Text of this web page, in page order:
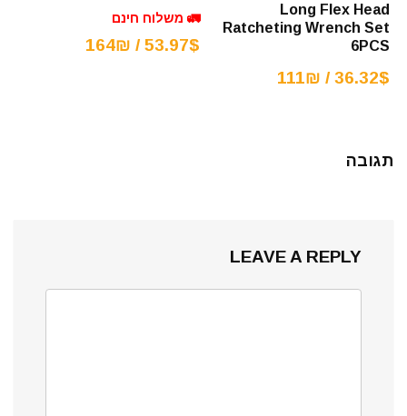
Long Flex Head
Ratcheting Wrench Set
6PCS
36.32$ / 111₪
🚛 משלוח חינם
53.97$ / 164₪
תגובה
LEAVE A REPLY